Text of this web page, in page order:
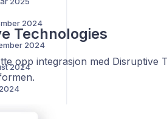
2024
2024
2024
Technologies
opp integrasjon med Disruptive